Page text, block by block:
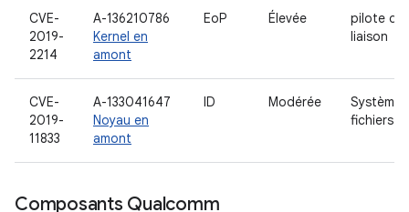
CVE-
2019-
2214
A-136210786
Kernel en
amont
EoP Élevée
pilote de
liaison
CVE-
2019-
11833
A-133041647
Noyau en
amont
ID Modérée
Système
fichiers
Composants Qualcomm